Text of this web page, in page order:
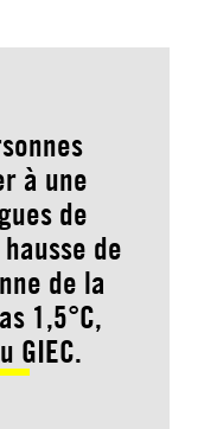
à une
de
de
de la
1,5°C,
GIEC.